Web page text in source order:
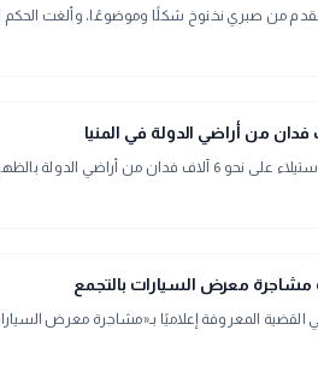
من صبري نخنوخ شكلًا وموضوعًا، وألغت
شمال المنيا بفتح تحقيق عاجل في الواقعة
مشاجرة معرض السيارات بالتجمع